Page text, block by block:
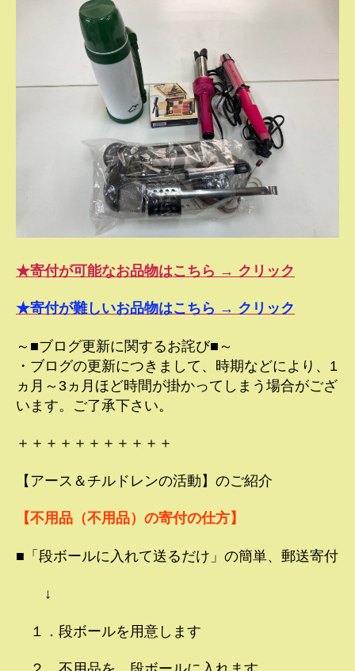
★寄付が可能なお品物はこちら → クリック
★寄付が難しいお品物はこちら → クリック
～■ブログ更新に関するお詫び■～
・ブログの更新につきまして、時期などにより、1
ヵ月～3ヵ月ほど時間が掛かってしまう場合がござ
います。ご了承下さい。
＋＋＋＋＋＋＋＋＋＋＋
【アース＆チルドレンの活動】のご紹介
【不用品（不用品）の寄付の仕方】
■「段ボールに入れて送るだけ」の簡単、郵送寄付
↓
１．段ボールを用意します